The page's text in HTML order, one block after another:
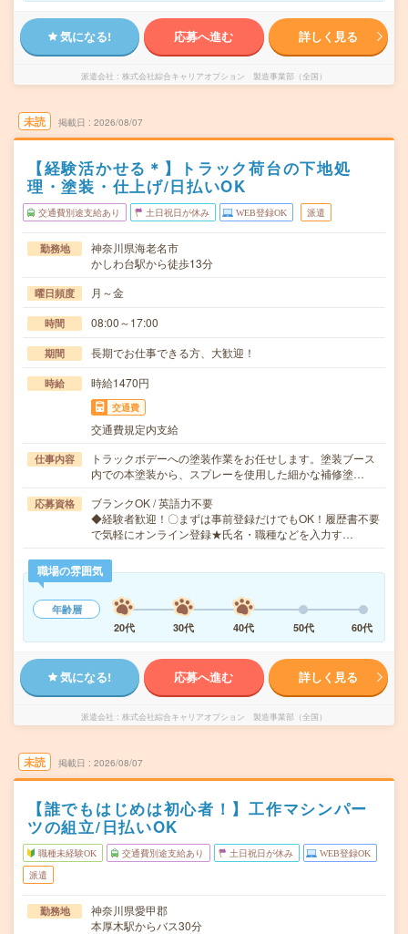
気になる! 応募へ進む 詳しく見る
派遣会社 株式会社綜合キャリアオプション 製造事業部（全国）
未読 掲載日 2026/08/07
【経験活かせる＊】トラック荷台の下地処
理・塗装・仕上げ/日払いOK
交通費別途支給あり 土日祝日が休み WEB登録OK 派遣
勤務地
神奈川県海老名市
かしわ台駅から徒歩13分
曜日頻度 月～金
時間 08:00～17:00
期間 長期でお仕事できる方、大歓迎！
時給 時給1470円
交通費
交通費規定内支給
仕事内容
トラックボデーへの塗装作業をお任せします。塗装ブース
内での本塗装から、スプレーを使用した細かな補修塗…
応募資格
ブランクOK / 英語力不要
◆経験者歓迎！〇まずは事前登録だけでもOK！履歴書不要
で気軽にオンライン登録★氏名・職種などを入力す…
職場の雰囲気
年齢層
20代
30代 40代 50代 60代
気になる! 応募へ進む 詳しく見る
派遣会社 株式会社綜合キャリアオプション 製造事業部（全国）
未読 掲載日 2026/08/07
【誰でもはじめは初心者！】工作マシンパー
ツの組立/日払いOK
職種未経験OK 交通費別途支給あり 土日祝日が休み WEB登録OK
派遣
勤務地
神奈川県愛甲郡
本厚木駅からバス30分